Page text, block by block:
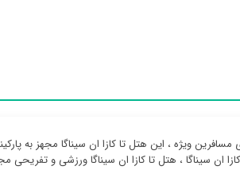
ویژه ، این هتل تا کازا ان سیناگا مجهز به
ان سیناگا ، هتل تا کازا ان سیناگا ورزشی و تفریحی